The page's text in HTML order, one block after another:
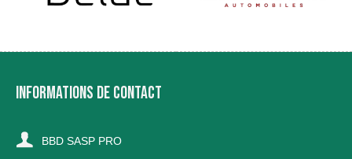
INFORMATIONS DE CONTACT
BBD SASP PRO